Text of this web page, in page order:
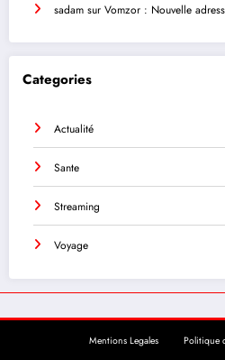
sadam sur Vomzor : Nouvelle
Categories
Actualité
Sante
Streaming
Voyage
Mentions Legales Politique